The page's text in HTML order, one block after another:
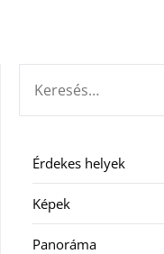
Érdekes helyek
Képek
Panoráma